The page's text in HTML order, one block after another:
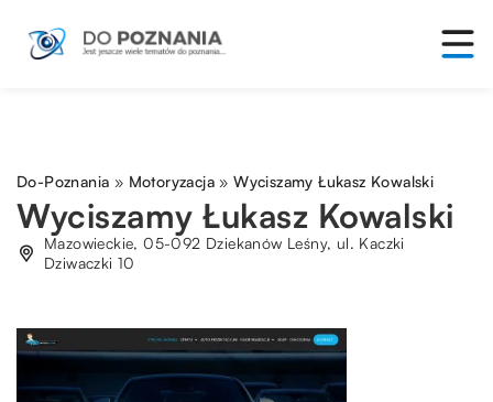
Do-Poznania » Motoryzacja »Wyciszamy Łukasz Kowalski
Wyciszamy Łukasz Kowalski
Mazowieckie, 05-092 Dziekanów Leśny, ul. Kaczki
Dziwaczki 10